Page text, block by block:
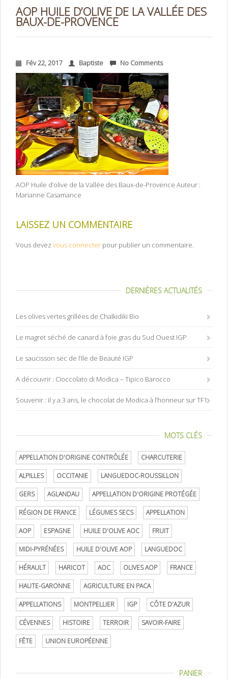
AOP HUILE D’OLIVE DE LA VALLÉE DES
BAUX-DE-PROVENCE
Fév 22, 2017 Baptiste No Comments
AOP Huile d’olive de la Vallée des Baux-de-Provence Auteur :
Marianne Casamance
LAISSEZ UN COMMENTAIRE
Vous devez vous connecter pour publier un commentaire.
DERNIÈRES ACTUALITÉS
Les olives vertes grillées de Chalkidiki Bio
Le magret séché de canard à foie gras du Sud Ouest IGP
Le saucisson sec de l’Ile de Beauté IGP
A découvrir : Cioccolato di Modica – Tipico Barocco
Souvenir : il y a 3 ans, le chocolat de Modica à l’honneur sur TF1
MOTS CLÉS
APPELLATION D'ORIGINE CONTRÔLÉE CHARCUTERIE
ALPILLES OCCITANIE LANGUEDOC-ROUSSILLON
GERS AGLANDAU APPELLATION D'ORIGINE PROTÉGÉE
RÉGION DE FRANCE LÉGUMES SECS APPELLATION
AOP ESPAGNE HUILE D'OLIVE AOC FRUIT
MIDI-PYRÉNÉES HUILE D'OLIVE AOP LANGUEDOC
HÉRAULT HARICOT AOC OLIVES AOP FRANCE
HAUTE-GARONNE AGRICULTURE EN PACA
APPELLATIONS MONTPELLIER IGP CÔTE D'AZUR
CÉVENNES HISTOIRE TERROIR SAVOIR-FAIRE
FÊTE UNION EUROPÉENNE
PANIER